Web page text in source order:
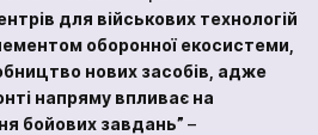
для військових технологій
оборонної екосистеми,
нових засобів, адже
напряму впливає на
бойових завдань” –